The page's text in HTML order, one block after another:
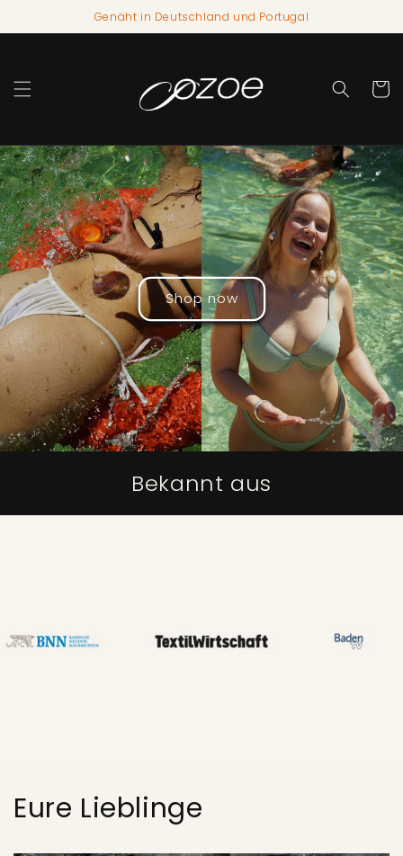
Inhalt
Genäht in Deutschland und Portugal
Shop now
Bekannt aus
Eure Lieblinge